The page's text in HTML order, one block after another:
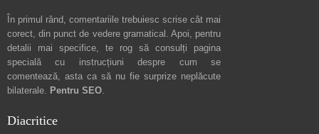
În primul rând, comentariile trebuiesc scrise cât mai
corect, din punct de vedere gramatical. Apoi, pentru
detalii mai specifice, te rog să consulți pagina
specială cu instrucțiuni despre cum se
comentează, asta ca să nu fie surprize neplăcute
bilaterale. Pentru SEO.
Diacritice